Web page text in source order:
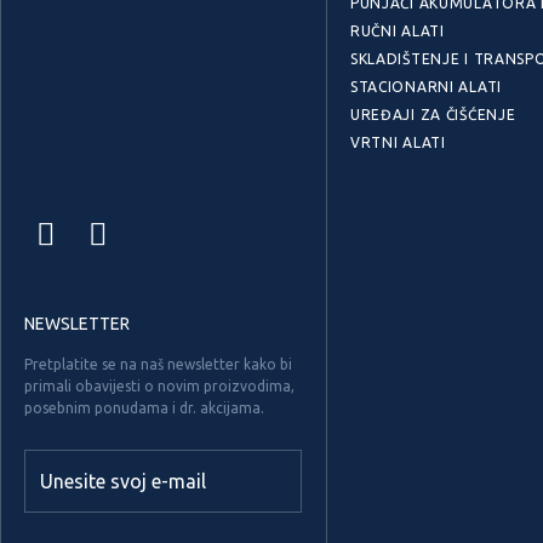
PUNJAČI AKUMULATORA
RUČNI ALATI
SKLADIŠTENJE I
STACIONARNI ALATI
UREĐAJI ZA ČIŠĆENJE
VRTNI ALATI
NEWSLETTER
Pretplatite se na naš newsletter kako bi
primali obavijesti o novim proizvodima,
posebnim ponudama i dr. akcijama.